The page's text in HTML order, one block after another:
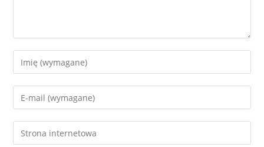
Enter
your
name
Enter
your
email
address
Enter
your